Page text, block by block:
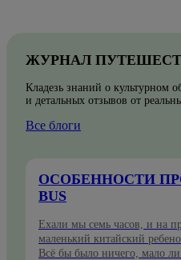
ЖУРНАЛ
Кладезь знаний о культурном
и детальных отзывов от
Все блоги
ОСОБЕННОСТИ
BUS
Ехали мы семь часов, и на
маленький китайский
Всё бы было ничего, мало